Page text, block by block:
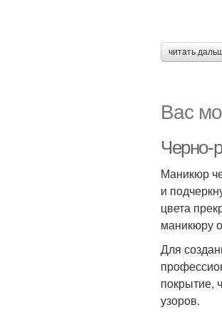
читать
Вас
Черно-
Маникюр
и
цвета
маникюру
Для
покрытие,
узоров.